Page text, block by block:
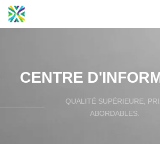
CENTRE
QUALITÉ SUPÉRIEURE,
ABORDABLES.